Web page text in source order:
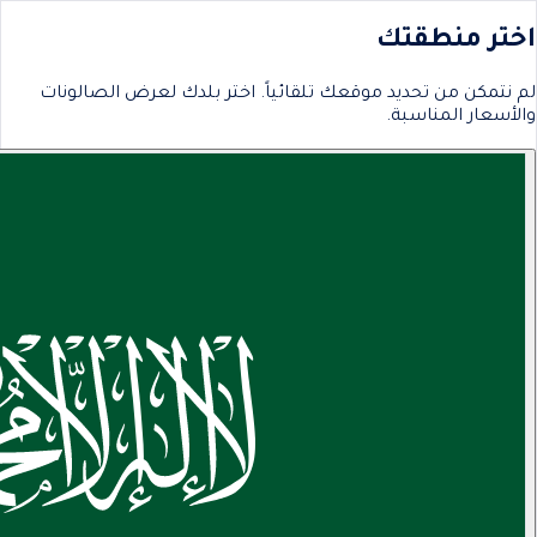
اختر منطقتك
لم نتمكن من تحديد موقعك تلقائياً. اختر بلدك لعرض الصالونات
والأسعار المناسبة.